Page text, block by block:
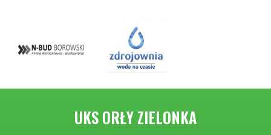
UKS ORŁY ZIELONKA